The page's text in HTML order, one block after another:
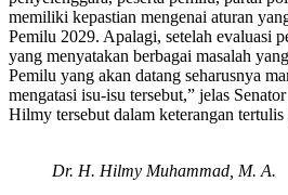
memiliki kepastian mengenai aturan
Pemilu 2029. Apalagi, setelah evaluasi
yang menyatakan berbagai masalah
Pemilu yang akan datang seharusnya
mengatasi isu-isu tersebut,” jelas
Hilmy tersebut dalam keterangan tertulis
Dr. H. Hilmy Muhammad, M. A.